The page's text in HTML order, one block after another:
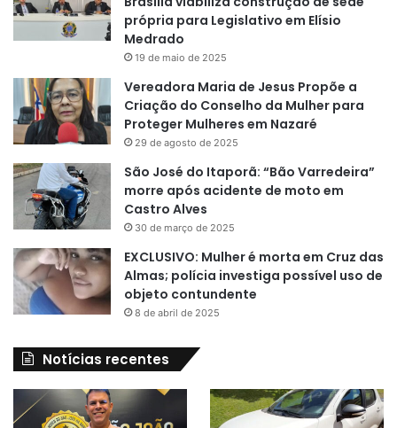
própria para Legislativo em Elísio
Medrado
19 de maio de 2025
Vereadora Maria de Jesus Propõe a
Criação do Conselho da Mulher para
Proteger Mulheres em Nazaré
29 de agosto de 2025
São José do Itaporã: “Bão Varredeira”
morre após acidente de moto em
Castro Alves
30 de março de 2025
EXCLUSIVO: Mulher é morta em Cruz das
Almas; polícia investiga possível uso de
objeto contundente
8 de abril de 2025
Notícias recentes